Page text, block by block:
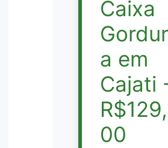
Caixa
Gordur
a em
Cajati
R$129,
00